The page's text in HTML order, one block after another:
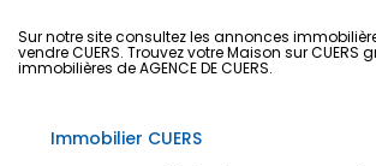
NOTRE AGENCE
Créer une alerte
Sur notre site consultez les annonces
vendre CUERS. Trouvez votre Maison sur
immobilières de AGENCE DE CUERS.
Immobilier CUERS